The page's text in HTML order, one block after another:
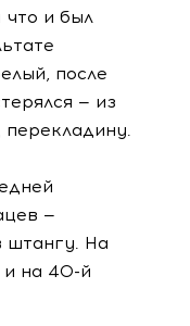
что и был
после
— из
—
штангу. На
и на 40-й